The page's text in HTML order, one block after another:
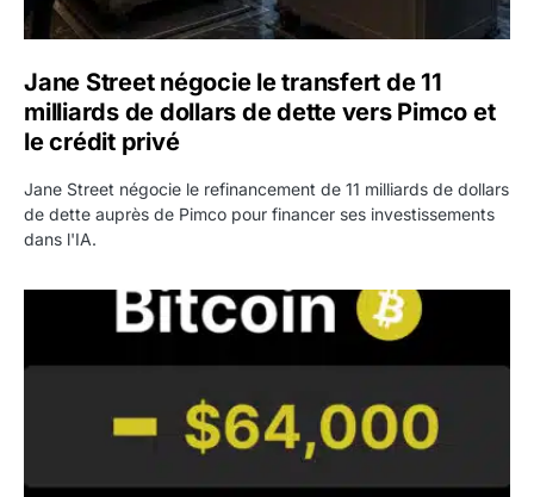
Jane Street négocie le transfert de 11
milliards de dollars de dette vers Pimco et
le crédit privé
Jane Street négocie le refinancement de 11 milliards de dollars
de dette auprès de Pimco pour financer ses investissements
dans l'IA.
Bitcoin stagne à 64 000 dollars pendant que les